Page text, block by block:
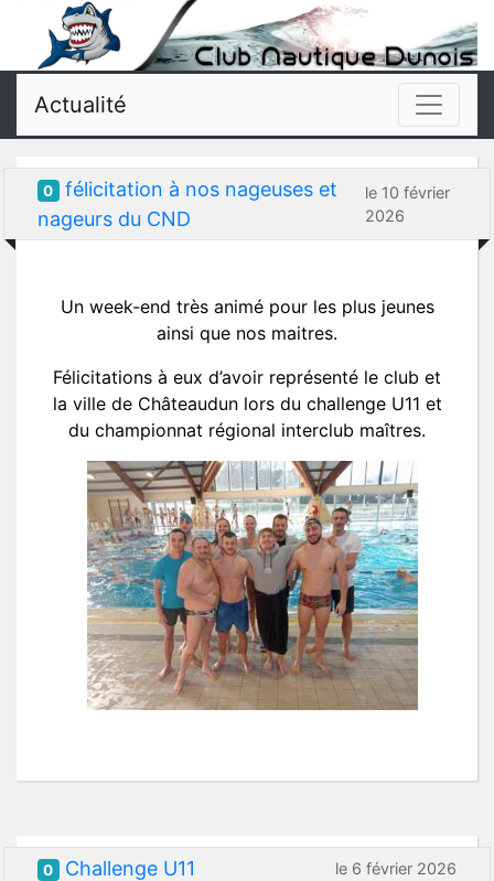
Actualité
0
félicitation à nos nageuses et
nageurs du CND
le 10 février
2026
Un week-end très animé pour les plus jeunes
ainsi que nos maitres.
Félicitations à eux d’avoir représenté le club et
la ville de Châteaudun lors du challenge U11 et
du championnat régional interclub maîtres.
0 Challenge U11 le 6 février 2026